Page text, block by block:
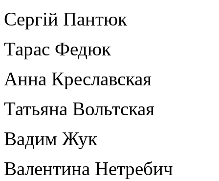
Сергій Пантюк
Тарас Федюк
Анна Креславская
Татьяна Вольтская
Вадим Жук
Валентина Нетребич